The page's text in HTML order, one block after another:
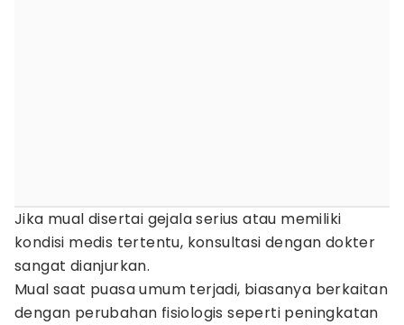
Jika mual disertai gejala serius atau memiliki
kondisi medis tertentu, konsultasi dengan dokter
sangat dianjurkan.
Mual saat puasa umum terjadi, biasanya berkaitan
dengan perubahan fisiologis seperti peningkatan